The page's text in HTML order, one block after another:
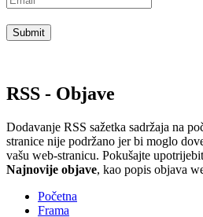
RSS - Objave
Dodavanje RSS sažetka sadržaja na
stranice nije podržano jer bi moglo
vašu web-stranicu. Pokušajte
Najnovije objave, kao popis objava
Početna
Frama